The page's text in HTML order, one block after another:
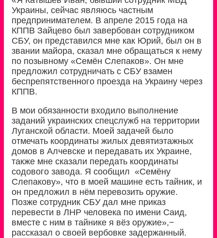
Украины, сейчас являюсь частным
предпринимателем. В апреле 2015 года на
КППВ Зайцево был завербован сотрудником
СБУ, он представился мне как Юрий, был он в
звании майора, сказал мне обращаться к нему
по позывному «Семён Слепаков». Он мне
предложил сотрудничать с СБУ взамен
беспрепятственного проезда на Украину через
КППВ.
В мои обязанности входило выполнение
заданий украинских спецслужб на территории
Луганской области. Моей задачей было
отмечать координаты жилых девятиэтажных
домов в Алчевске и передавать их Украине,
также мне сказали передать координаты
содового завода. Я сообщил «Семёну
Слепакову», что в моей машине есть тайник, и
он предложил в нём перевозить оружие.
Позже сотрудник СБУ дал мне приказ
перевести в ЛНР человека по имени Саид,
вместе с ним в тайнике я вёз оружие»,−
рассказал о своей вербовке задержанный.